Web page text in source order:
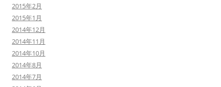
2015年2月
2015年1月
2014年12月
2014年11月
2014年10月
2014年8月
2014年7月